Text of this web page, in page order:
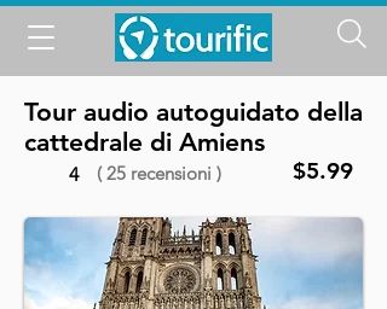
Tour audio autoguidato della
cattedrale di Amiens
4 ( 25 recensioni ) $5.99